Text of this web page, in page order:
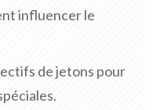
influencer le
de jetons pour